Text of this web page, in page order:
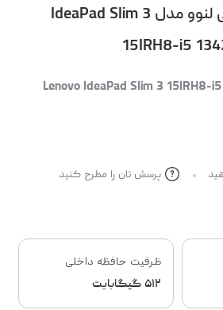
لپ تاپ 15.6 اینچی لنوو مدل IdeaPad Slim 3
15IRH8-i5
Lenovo IdeaPad Slim 3 15IRH8-
پرسش تان را مطرح کنید
ظرفیت حافظه داخلی
۵۱۲ گیگابایت